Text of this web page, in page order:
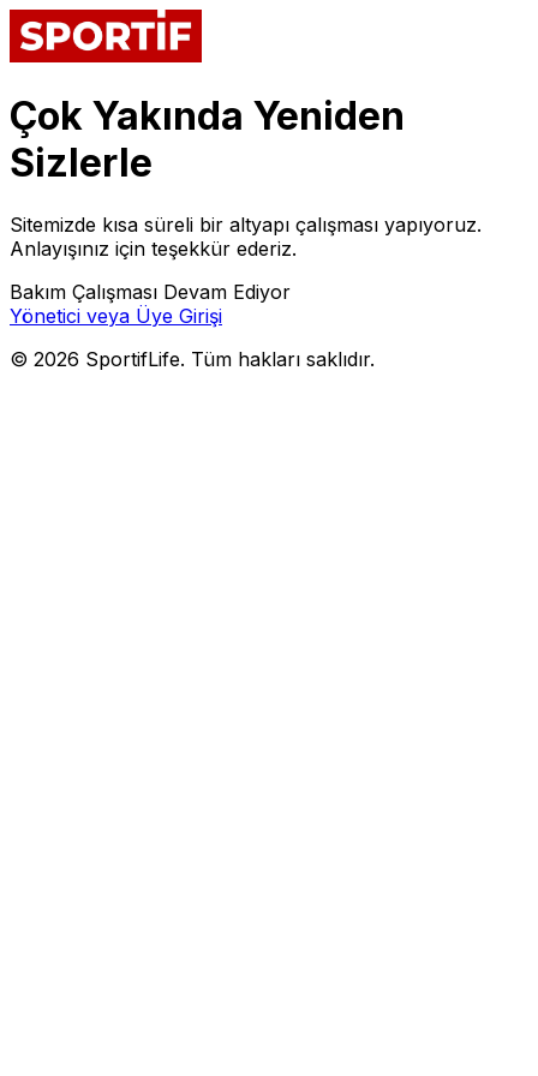
Çok Yakında Yeniden
Sizlerle
Sitemizde kısa süreli bir altyapı çalışması yapıyoruz.
Anlayışınız için teşekkür ederiz.
Bakım Çalışması Devam Ediyor
Yönetici veya Üye Girişi
© 2026 SportifLife. Tüm hakları saklıdır.